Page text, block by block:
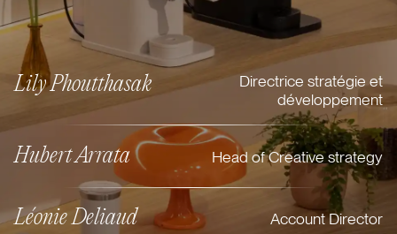
Lily Phoutthasak
Directrice stratégie et
développement
Hubert Arrata Head of Creative strategy
Léonie Deliaud Account Director